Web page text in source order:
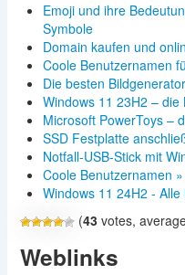
Emoji und ihre
Symbole
Domain kaufen und
Coole Benutzernamen
Die besten
Windows 11 23H2 –
Microsoft PowerToys –
SSD Festplatte
Notfall-USB-Stick mit
Coole Benutzernamen
Windows 11 24H2 -
(43votes,
Weblinks